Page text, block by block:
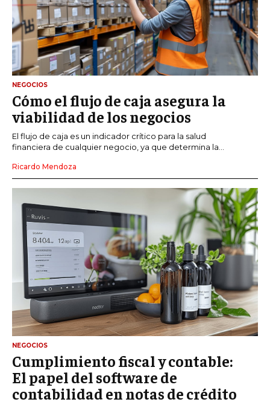
NEGOCIOS
Cómo el flujo de caja asegura la
viabilidad de los negocios
El flujo de caja es un indicador crítico para la salud
financiera de cualquier negocio, ya que determina la...
Ricardo Mendoza
NEGOCIOS
Cumplimiento fiscal y contable:
El papel del software de
contabilidad en notas de crédito